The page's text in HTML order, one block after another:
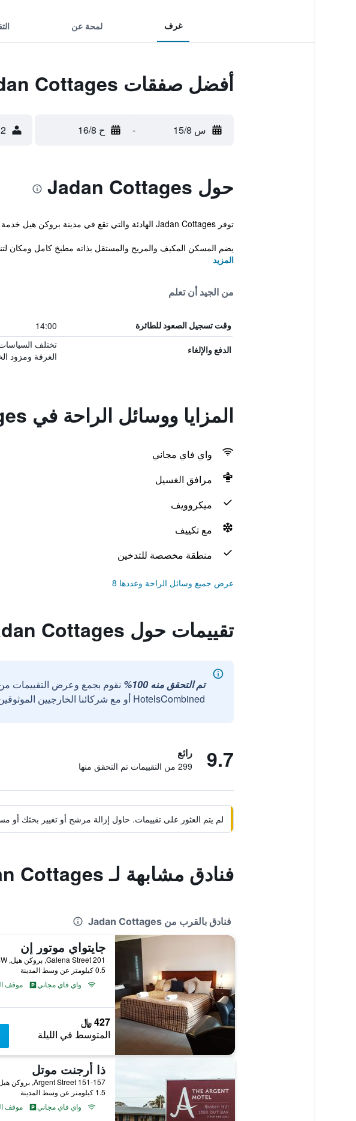
غرف لمحة عن
أفضل صفقات Jadan Cottages
س 15/8 - ح 16/8 2 من الضيوف، غرفة واحدة
حول Jadan Cottages
توفر Jadan Cottages الهادئة والتي تقع في مدينة بروكن هيل خدمة واي فاي مجاناً بالإضافة إلى تراس وخدمة غسل وكي الملابس.
يضم المسكن المكيف والمريح والمستقل بذاته مطبخ كامل ومكان
المزيد
من الجيد أن تعلم
وقت تسجيل الصعود للطائرة 14:00
الدفع والإلغاء
تختلف
الغرفة ومزود
المزايا ووسائل الراحة في Jadan Cottages
واي فاي مجاني
مرافق الغسيل
ميكروويف
مع تكييف
منطقة مخصصة للتدخين
عرض جميع وسائل الراحة وعددها 8
تقييمات حول Jadan Cottages
تم التحقق منه 100%
نقوم بجمع وعرض التقييمات
HotelsCombined أو مع شركائنا الخارجيين الموثوقين.
9.7 رائع
299 من التقييمات تم التحقق منها
لم يتم العثور على تقييمات. حاول إزالة مرشح أو تغيير بحثك
فنادق مشابهة لـ Jadan Cottages
فنادق بالقرب من Jadan Cottages
جايتواي موتور إن
201 Galena Street, بروكن هيل, NSW, أستراليا
0.5 كيلومتر عن وسط المدينة
واي فاي مجاني
موقف
427 ﷼
المتوسط في الليلة
ذا أرجنت موتل
151-157 Argent Street, بروكن هيل, NSW, أستراليا
1.5 كيلومتر عن وسط المدينة
واي فاي مجاني
موقف